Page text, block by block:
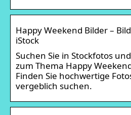
Happy Weekend Bilder –
iStock
Suchen Sie in Stockfotos
zum Thema Happy
Finden Sie hochwertige
vergeblich suchen.